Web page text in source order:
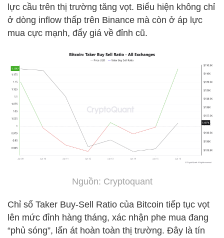
lực cầu trên thị trường tăng vọt. Biểu hiện không chỉ
ở dòng inflow thấp trên Binance mà còn ở áp lực
mua cực mạnh, đẩy giá về đỉnh cũ.
Nguồn: Cryptoquant
Chỉ số Taker Buy-Sell Ratio của Bitcoin tiếp tục vọt
lên mức đỉnh hàng tháng, xác nhận phe mua đang
“phủ sóng”, lấn át hoàn toàn thị trường. Đây là tín